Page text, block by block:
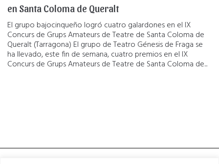
en Santa Coloma de Queralt
El grupo bajocinqueño logró cuatro galardones en el IX
Concurs de Grups Amateurs de Teatre de Santa Coloma de
Queralt (Tarragona) El grupo de Teatro Génesis de Fraga se
ha llevado, este fin de semana, cuatro premios en el IX
Concurs de Grups Amateurs de Teatre de Santa Coloma de...